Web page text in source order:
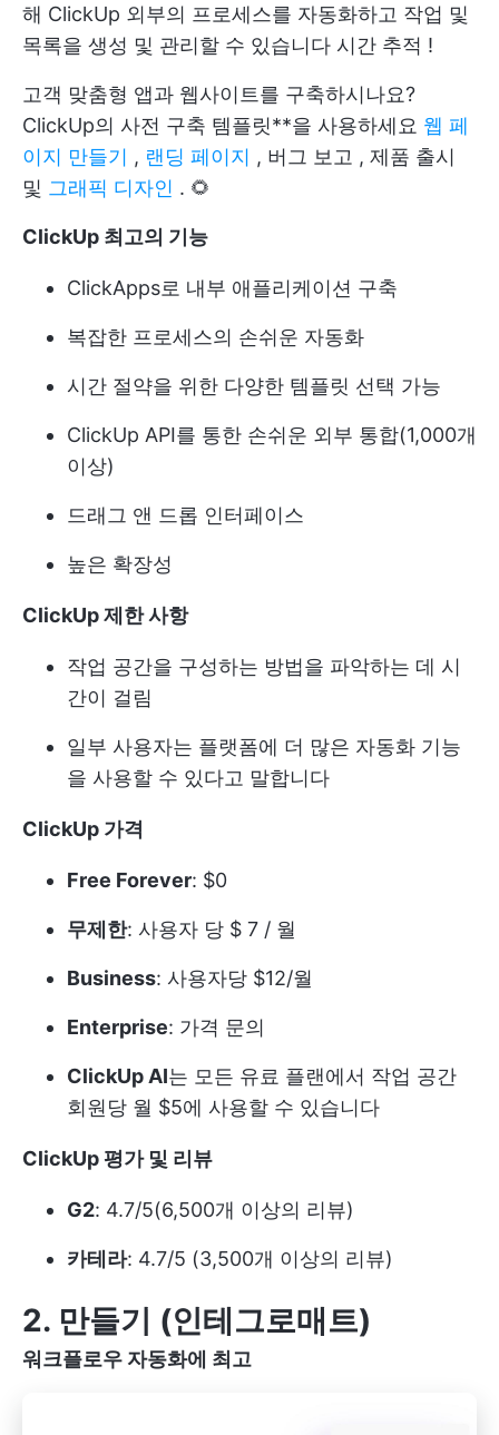
해 ClickUp 외부의 프로세스를 자동화하고 작업 및
목록을 생성 및 관리할 수 있습니다 시간 추적 !
고객 맞춤형 앱과 웹사이트를 구축하시나요?
ClickUp의 사전 구축 템플릿**을 사용하세요 웹 페
이지 만들기 , 랜딩 페이지 , 버그 보고 , 제품 출시
및 그래픽 디자인 . 🌻
ClickUp 최고의 기능
ClickApps로 내부 애플리케이션 구축
복잡한 프로세스의 손쉬운 자동화
시간 절약을 위한 다양한 템플릿 선택 가능
ClickUp API를 통한 손쉬운 외부 통합(1,000개
이상)
드래그 앤 드롭 인터페이스
높은 확장성
ClickUp 제한 사항
작업 공간을 구성하는 방법을 파악하는 데 시
간이 걸림
일부 사용자는 플랫폼에 더 많은 자동화 기능
을 사용할 수 있다고 말합니다
ClickUp 가격
Free Forever: $0
무제한: 사용자 당 $ 7 / 월
Business: 사용자당 $12/월
Enterprise: 가격 문의
ClickUp AI는 모든 유료 플랜에서 작업 공간
회원당 월 $5에 사용할 수 있습니다
ClickUp 평가 및 리뷰
G2: 4.7/5(6,500개 이상의 리뷰)
카테라: 4.7/5 (3,500개 이상의 리뷰)
2. 만들기 (인테그로매트)
워크플로우 자동화에 최고